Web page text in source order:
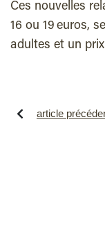
Ces nouvelles
16 ou 19 euros,
adultes et un
article